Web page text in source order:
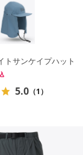
トサンケイプハット
5.0 （1）